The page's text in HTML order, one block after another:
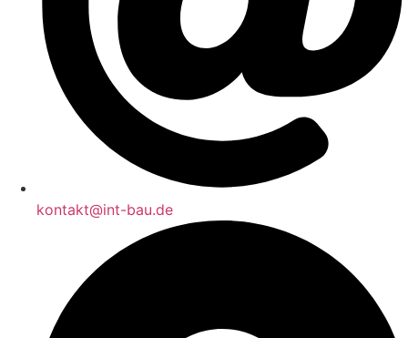
kontakt@int-bau.de